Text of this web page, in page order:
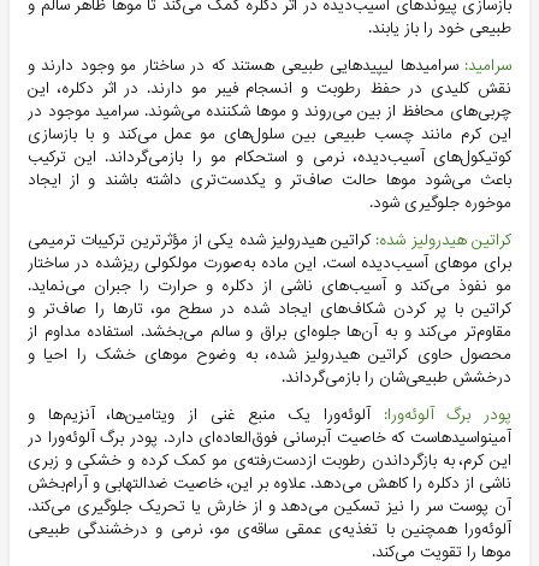
بازسازی پیوندهای آسیب‌دیده در اثر دکلره کمک می‌کند تا موها ظاهر سالم و
طبیعی خود را باز یابند.
سرامید: سرامیدها لیپیدهایی طبیعی هستند که در ساختار مو وجود دارند و
نقش کلیدی در حفظ رطوبت و انسجام فیبر مو دارند. در اثر دکلره، این
چربی‌های محافظ از بین می‌روند و موها شکننده می‌شوند. سرامید موجود در
این کرم مانند چسب طبیعی بین سلول‌های مو عمل می‌کند و با بازسازی
کوتیکول‌های آسیب‌دیده، نرمی و استحکام مو را بازمی‌گرداند. این ترکیب
باعث می‌شود موها حالت صاف‌تر و یکدست‌تری داشته باشند و از ایجاد
موخوره جلوگیری شود.
کراتین هیدرولیز شده:کراتین هیدرولیز شده یکی از مؤثرترین ترکیبات ترمیمی
برای موهای آسیب‌دیده است. این ماده به‌صورت مولکولی ریزشده در ساختار
مو نفوذ می‌کند و آسیب‌های ناشی از دکلره و حرارت را جبران می‌نماید.
کراتین با پر کردن شکاف‌های ایجاد شده در سطح مو، تارها را صاف‌تر و
مقاوم‌تر می‌کند و به آن‌ها جلوه‌ای براق و سالم می‌بخشد. استفاده مداوم از
محصول حاوی کراتین هیدرولیز شده، به وضوح موهای خشک را احیا و
درخشش طبیعی‌شان را بازمی‌گرداند.
پودر برگ آلوئه‌ورا: آلوئه‌ورا یک منبع غنی از ویتامین‌ها، آنزیم‌ها و
آمینواسیدهاست که خاصیت آبرسانی فوق‌العاده‌ای دارد. پودر برگ آلوئه‌ورا در
این کرم، به بازگرداندن رطوبت ازدست‌رفته‌ی مو کمک کرده و خشکی و زبری
ناشی از دکلره را کاهش می‌دهد. علاوه بر این، خاصیت ضدالتهابی و آرام‌بخش
آن پوست سر را نیز تسکین می‌دهد و از خارش یا تحریک جلوگیری می‌کند.
آلوئه‌ورا همچنین با تغذیه‌ی عمقی ساقه‌ی مو، نرمی و درخشندگی طبیعی
موها را تقویت می‌کند.